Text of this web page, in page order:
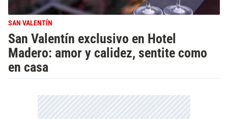
SAN VALENTÍN
San Valentín exclusivo en Hotel
Madero: amor y calidez, sentite como
en casa